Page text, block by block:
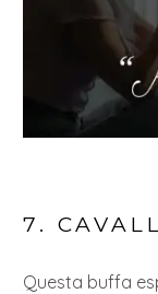
7.
Questa buffa